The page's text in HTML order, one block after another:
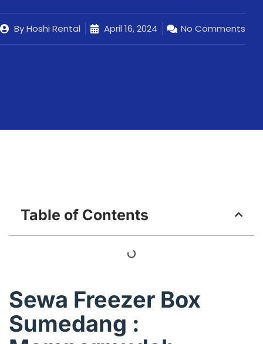
ByHoshi Rental April 16, 2024 No Comments
Table of Contents
Sewa Freezer Box
Sumedang :